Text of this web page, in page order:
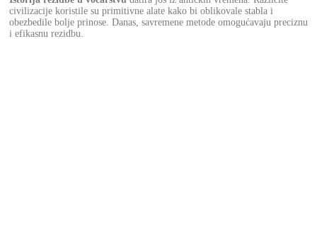
civilizacije koristile su primitivne alate kako bi oblikovale stabla i
obezbedile bolje prinose. Danas, savremene metode omogućavaju preciznu
i efikasnu rezidbu.